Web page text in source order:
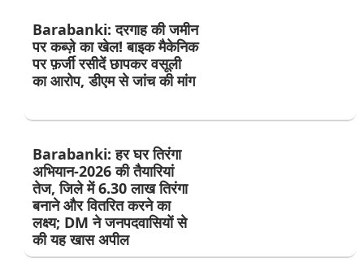
Barabanki: दरगाह की जमीन
पर कब्ज़े का खेल! बाइक मैकेनिक
पर फ़र्जी रसीदें छापकर वसूली
का आरोप, डीएम से जांच की मांग
Barabanki: हर घर तिरंगा
अभियान-2026 की तैयारियां
तेज, जिले में 6.30 लाख तिरंगा
बनाने और वितरित करने का
लक्ष्य; DM ने जनपदवासियों से
की यह खास अपील